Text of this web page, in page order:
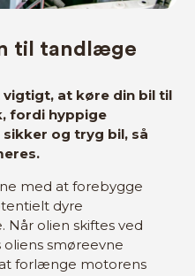
til tandlæge
at køre din bil til
fordi hyppige
og tryg bil, så
med at forebygge
dyre
olien skiftes ved
oliens smøreevne
forlænge motorens